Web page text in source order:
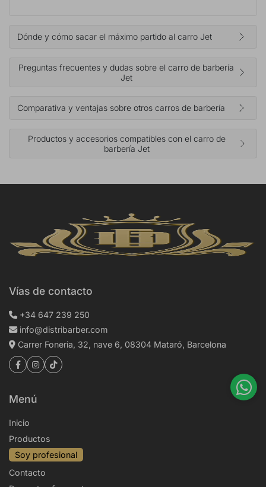
Dónde y cómo sacar el máximo partido al carro Jet
Preguntas frecuentes y dudas sobre el carro de barbería
Jet
Comparativa y ventajas sobre otros carros de barbería
Productos y accesorios compatibles con el carro de
barbería Jet
Vías de contacto
+34 647 239 250
info@distribarber.com
Carrer Foneria, 32, nave 6, 08304 Mataró, Barcelona
Menú
Inicio
Productos
Soy profesional
Contacto